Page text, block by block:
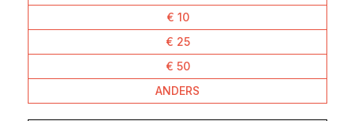
€ 10
€ 25
€ 50
ANDERS